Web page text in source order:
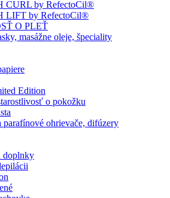
CURL by RefectoCil®
LIFT by RefectoCil®
O PLEŤ
masážne oleje, špeciality
Edition
o pokožku
parafínové ohrievače, difúzery
doplnky